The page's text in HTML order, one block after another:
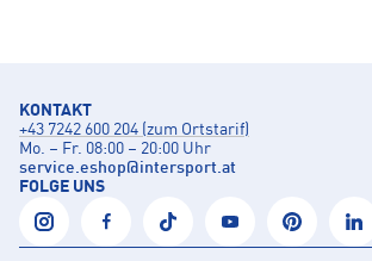
KONTAKT
+43 7242 600 204 (zum Ortstarif)
Mo. – Fr. 08:00 – 20:00 Uhr
service.eshop@intersport.at
FOLGE UNS